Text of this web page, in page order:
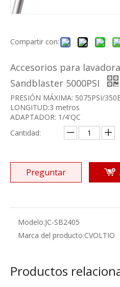
Compartir con:
Accesorios para
Sandblaster 5000PSI
PRESIÓN MÁXIMA: 5075PSI/
LONGITUD:3 metros
ADAPTADOR: 1/4'QC
Cantidad:
Preguntar
Modelo:JC-SB2405
Marca del producto:CVOLTIO
Productos